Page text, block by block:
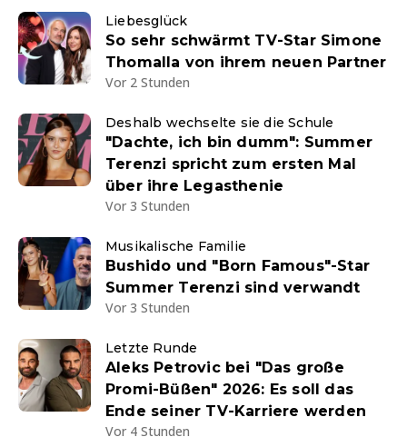
Liebesglück
So sehr schwärmt TV-Star Simone
Thomalla von ihrem neuen Partner
Vor 2 Stunden
Deshalb wechselte sie die Schule
"Dachte, ich bin dumm": Summer
Terenzi spricht zum ersten Mal
über ihre Legasthenie
Vor 3 Stunden
Musikalische Familie
Bushido und "Born Famous"-Star
Summer Terenzi sind verwandt
Vor 3 Stunden
Letzte Runde
Aleks Petrovic bei "Das große
Promi-Büßen" 2026: Es soll das
Ende seiner TV-Karriere werden
Vor 4 Stunden